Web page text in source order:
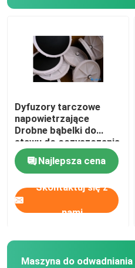
Dyfuzory tarczowe
napowietrzające
Drobne bąbelki do
stawu do oczyszczania
ścieków
Najlepsza cena
Skontaktuj się z
nami
Maszyna do